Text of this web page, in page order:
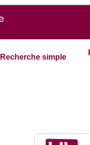
Recherche simple